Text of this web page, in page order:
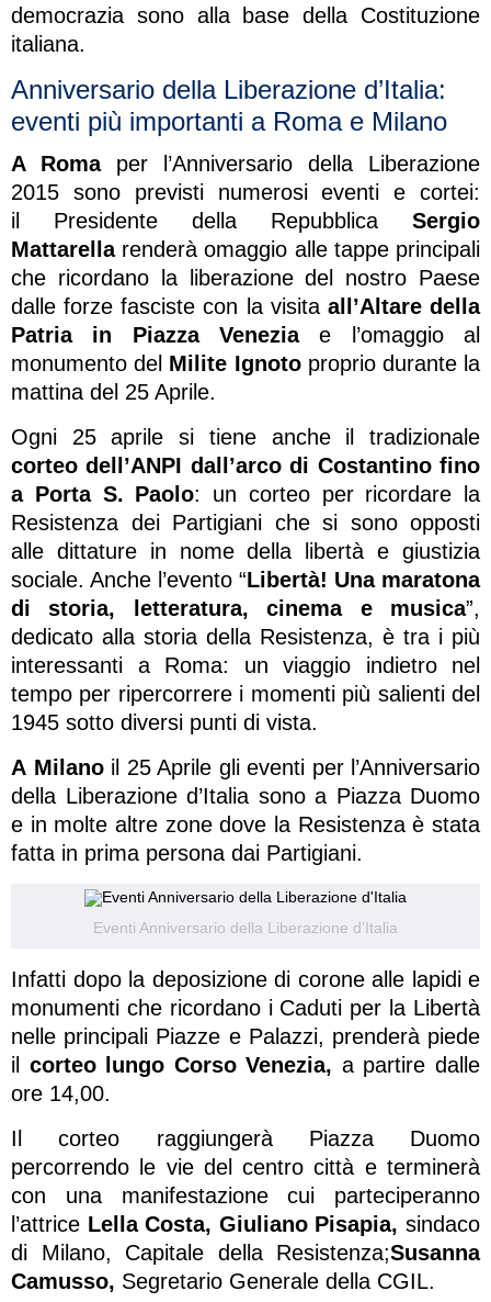
democrazia sono alla base della Costituzione
italiana.
Anniversario della Liberazione d’Italia:
eventi più importanti a Roma e Milano
A Romaper l’Anniversario della Liberazione
2015 sono previsti numerosi eventi e cortei:
il Presidente della Repubblica Sergio
Mattarellarenderà omaggio alle tappe principali
che ricordano la liberazione del nostro Paese
dalle forze fasciste con la visita all’Altare della
Patria in Piazza Veneziae l’omaggio al
monumento del Milite Ignotoproprio durante la
mattina del 25 Aprile.
Ogni 25 aprile si tiene anche il tradizionale
corteo dell’ANPI dall’arco di Costantino fino
a Porta S. Paolo: un corteo per ricordare la
Resistenza dei Partigiani che si sono opposti
alle dittature in nome della libertà e giustizia
sociale. Anche l’evento “Libertà! Una maratona
di storia, letteratura, cinema e musica”,
dedicato alla storia della Resistenza, è tra i più
interessanti a Roma: un viaggio indietro nel
tempo per ripercorrere i momenti più salienti del
1945 sotto diversi punti di vista.
A Milanoil 25 Aprile gli eventi per l’Anniversario
della Liberazione d’Italia sono a Piazza Duomo
e in molte altre zone dove la Resistenza è stata
fatta in prima persona dai Partigiani.
Eventi Anniversario della Liberazione d’Italia
Infatti dopo la deposizione di corone alle lapidi e
monumenti che ricordano i Caduti per la Libertà
nelle principali Piazze e Palazzi, prenderà piede
il corteo lungo Corso Venezia, a partire dalle
ore 14,00.
Il corteo raggiungerà Piazza Duomo
percorrendo le vie del centro città e terminerà
con una manifestazione cui parteciperanno
l’attrice Lella Costa, Giuliano Pisapia,sindaco
di Milano, Capitale della Resistenza;Susanna
Camusso, Segretario Generale della CGIL.